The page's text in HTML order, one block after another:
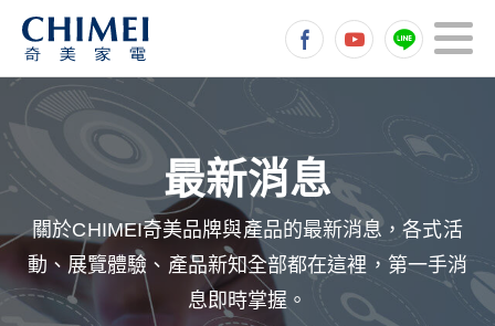
關於CHIMEI奇美品牌與產品的最新消息，各式活
動、展覽體驗、產品新知全部都在這裡，第一手消
息即時掌握。